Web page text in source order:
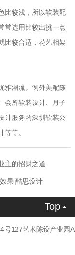
较浅，所以软装配
常选用比较出挑一点
比较合适，花艺相架
潮流。例外美配陈
会所软装设计、月子
计服务的深圳软装公
等等。
主的招财之道
果 酷思设计
Top
号127艺术陈设产业园A